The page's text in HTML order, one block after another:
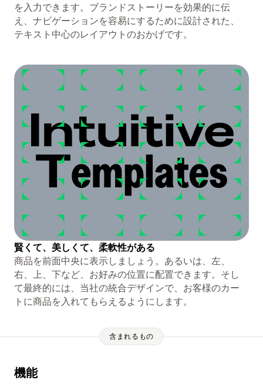
を入力できます。ブランドストーリーを効果的に伝
え、ナビゲーションを容易にするために設計された、
テキスト中心のレイアウトのおかげです。
賢くて、美しくて、柔軟性がある
商品を前面中央に表示しましょう。あるいは、左、
右、上、下など、お好みの位置に配置できます。そし
て最終的には、当社の統合デザインで、お客様のカー
トに商品を入れてもらえるようにします。
含まれるもの
機能